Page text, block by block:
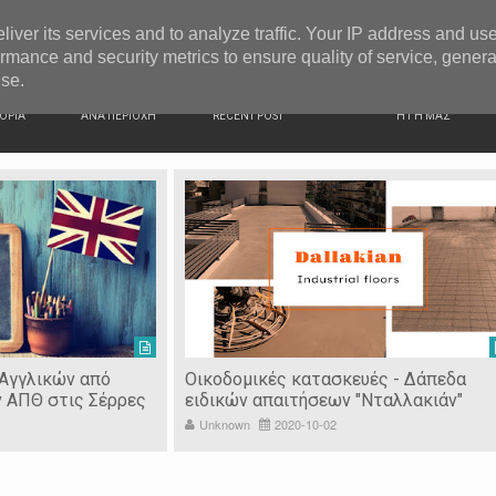
ΑΝΑ ΠΕΡΙΟΧΗ RECENT POST Η ΓΗ ΜΑΣ
από
ΑΠΘ στις Σέρρες
Οικοδομικές κατασκευές - Δάπεδα
ειδικών απαιτήσεων "Νταλλακιάν"
Unknown 2020-10-02
its services and to analyze traffic. Your IP address and
and security metrics to ensure quality of service,